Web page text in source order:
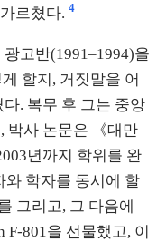
르쳤다. 4
고반(1991–1994)을
할지, 거짓말을 어
. 복무 후 그는 중앙
박사 논문은 《대만
년까지 학위를 완
와 학자를 동시에 할
그리고, 그 다음에
801을 선물했고, 이